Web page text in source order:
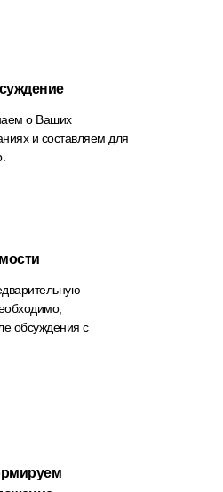
о Ваших
и составляем для
обсуждения с